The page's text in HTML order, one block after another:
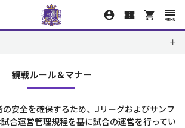
観戦ルール＆マナー
の安全を確保するため、Jリーグおよびサンフ
合運営管理規程を基に試合の運営を行ってい